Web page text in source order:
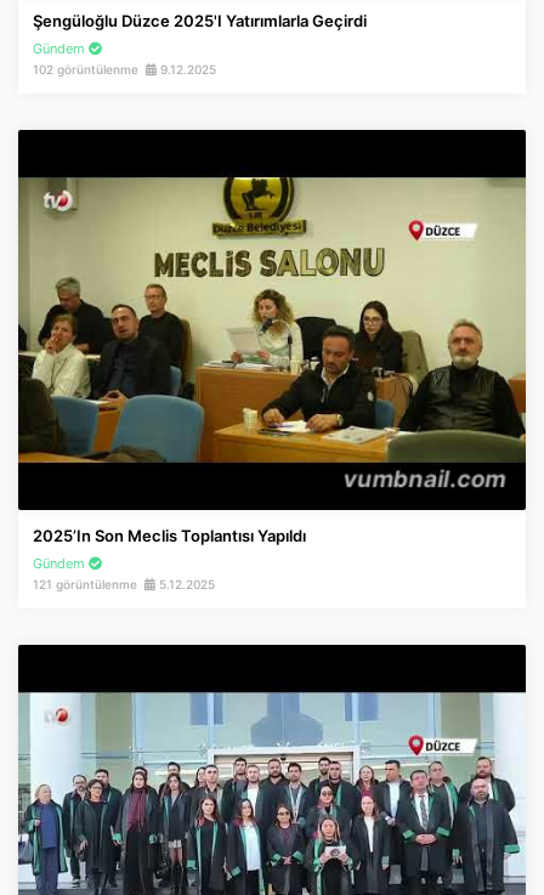
Şengüloğlu Düzce 2025'i Yatırımlarla Geçirdi
Gündem
102 görüntülenme 9.12.2025
2025’in Son Meclis Toplantısı Yapıldı
Gündem
121 görüntülenme 5.12.2025